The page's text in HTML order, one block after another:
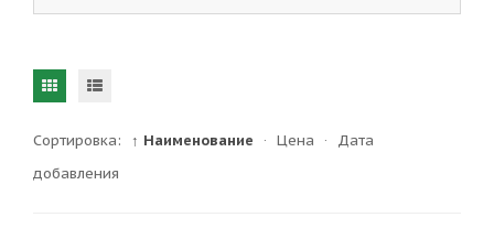
Сортировка: ↑ Наименование · Цена ·
Дата
добавления